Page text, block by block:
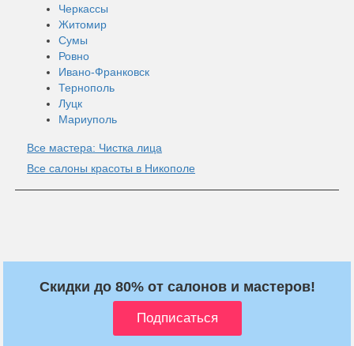
Черкассы
Житомир
Сумы
Ровно
Ивано-Франковск
Тернополь
Луцк
Мариуполь
Все мастера: Чистка лица
Все салоны красоты в Никополе
Скидки до 80% от салонов и мастеров!